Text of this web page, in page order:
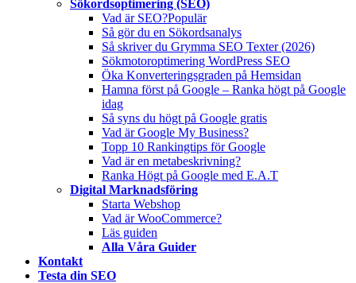
Sökordsoptimering (SEO)
Vad är SEO?Populär
Så gör du en Sökordsanalys
Så skriver du Grymma SEO Texter (2026)
Sökmotoroptimering WordPress SEO
Öka Konverteringsgraden på Hemsidan
Hamna först på Google – Ranka högt på Google
idag
Så syns du högt på Google gratis
Vad är Google My Business?
Topp 10 Rankingtips för Google
Vad är en metabeskrivning?
Ranka Högt på Google med E.A.T
Digital Marknadsföring
Starta Webshop
Vad är WooCommerce?
Läs guiden
Alla Våra Guider
Kontakt
Testa din SEO